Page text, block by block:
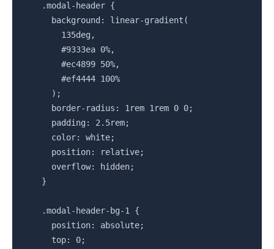
    .modal-header {
      background: linear-gradient(
        135deg,
        #9333ea 0%,
        #ec4899 50%,
        #ef4444 100%
      );
      border-radius: 1rem 1rem 0 0;
      padding: 2.5rem;
      color: white;
      position: relative;
      overflow: hidden;
    }
    .modal-header-bg-1 {
      position: absolute;
      top: 0;